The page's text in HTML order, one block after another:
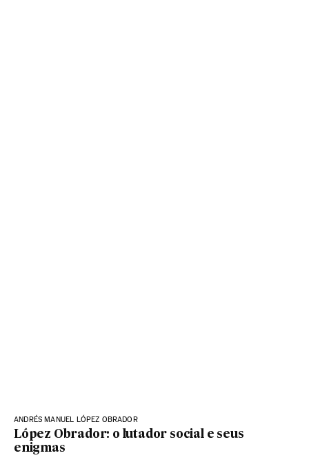
ANDRÉS MANUEL LÓPEZ OBRADOR
López Obrador: o lutador social e seus
enigmas